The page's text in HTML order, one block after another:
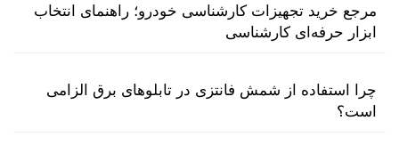
مرجع خرید تجهیزات کارشناسی خودرو؛ راهنمای انتخاب
ابزار حرفه‌ای کارشناسی
چرا استفاده از شمش فانتزی در تابلوهای برق الزامی
است؟